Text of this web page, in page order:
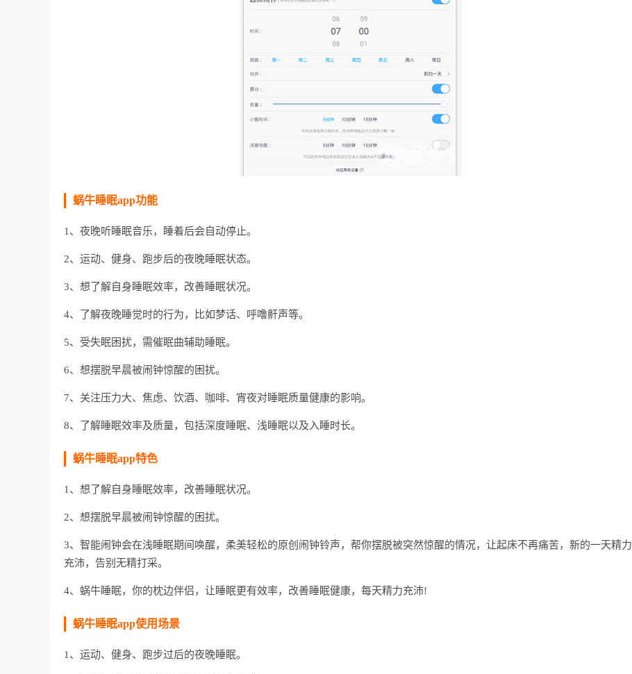
蜗牛睡眠app功能
1、夜晚听睡眠音乐，睡着后会自动停止。
2、运动、健身、跑步后的夜晚睡眠状态。
3、想了解自身睡眠效率，改善睡眠状况。
4、了解夜晚睡觉时的行为，比如梦话、呼噜鼾声等。
5、受失眠困扰，需催眠曲辅助睡眠。
6、想摆脱早晨被闹钟惊醒的困扰。
7、关注压力大、焦虑、饮酒、咖啡、宵夜对睡眠质量健康的影响。
8、了解睡眠效率及质量，包括深度睡眠、浅睡眠以及入睡时长。
蜗牛睡眠app特色
1、想了解自身睡眠效率，改善睡眠状况。
2、想摆脱早晨被闹钟惊醒的困扰。
3、智能闹钟会在浅睡眠期间唤醒，柔美轻松的原创闹钟铃声，帮你摆脱被突然惊醒的情况，让起床不再痛苦，新的一天精力
充沛，告别无精打采。
4、蜗牛睡眠，你的枕边伴侣，让睡眠更有效率，改善睡眠健康，每天精力充沛!
蜗牛睡眠app使用场景
1、运动、健身、跑步过后的夜晚睡眠。